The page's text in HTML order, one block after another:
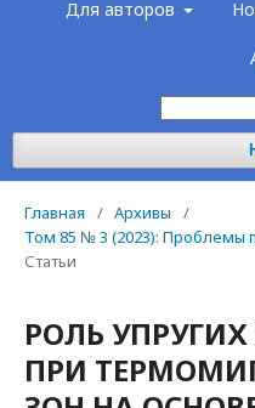
Для авторов
Главная / Архивы
/
Том 85 № 3 (2023): Проблемы
Статьи
РОЛЬ
ПРИ